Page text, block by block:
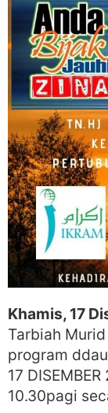
Khamis, 17
Tarbiah
program
17
10.30pagi